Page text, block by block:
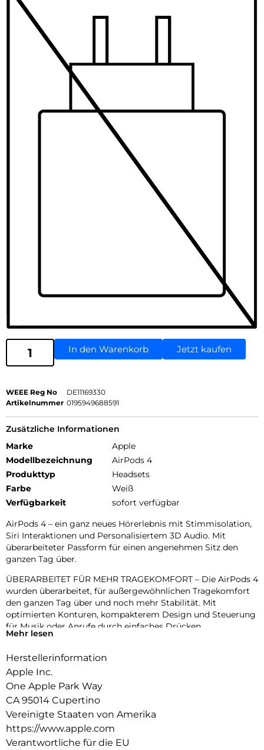
In den Warenkorb Jetzt kaufen
WEEE Reg No
DE11169330
Artikelnummer 0195949688591
Zusätzliche Informationen
Marke
Apple
Modellbezeichnung
AirPods 4
Produkttyp
Headsets
Farbe
Weiß
Verfügbarkeit
sofort verfügbar
AirPods 4 – ein ganz neues Hörerlebnis mit Stimmisolation,
Siri Interaktionen und Personalisiertem 3D Audio. Mit
überarbeiteter Passform für einen angenehmen Sitz den
ganzen Tag über.
ÜBERARBEITET FÜR MEHR TRAGEKOMFORT – Die AirPods 4
wurden überarbeitet, für außergewöhnlichen Tragekomfort
den ganzen Tag über und noch mehr Stabilität. Mit
optimierten Konturen, kompakterem Design und Steuerung
für Musik oder Anrufe durch einfaches Drücken.
mit dynamischem Head Tracking sorgt afür Sound überall
um dich herum und ermöglicht so ein dreidimensionales
Hörerlebnis für Musik, Serien, Filme, Spiele und mehr.
BESSERE WIEDERGABE- UND GESPRÄCHSQUALITÄT – Die
AirPods 4 kommen mit dem von Apple designten H2 Chip.
Stimmisolation verbessert die Qualität von Anrufen in lauten
Umgebungen. Mit fortschrittlichem computergestützten
Mehr lesen
Herstellerinformation
Apple Inc.
One Apple Park Way
CA 95014 Cupertino
Vereinigte Staaten von Amerika
https://www.apple.com
Verantwortliche für die EU